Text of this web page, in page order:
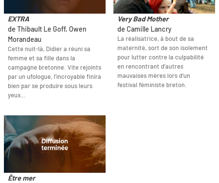
EXTRA
de Thibault Le Goff, Owen
Morandeau
Cette nuit-là, Didier a réuni sa
femme et sa fille dans la
campagne bretonne. Vite rejoints
par un ufologue, l’incroyable finira
bien par se produire sous leurs
yeux…
Very Bad Mother
de Camille Lancry
La réalisatrice, à bout de sa
maternité, sort de son isolement
pour lutter contre la culpabilité
en rencontrant d’autres
mauvaises mères lors d’un
festival féministe breton.
Être mer